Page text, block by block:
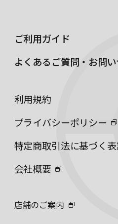
ご利用ガイド
よくあるご質問・お問
利用規約
プライバシーポリシー
特定商取引法に基づく
会社概要
店舗のご案内